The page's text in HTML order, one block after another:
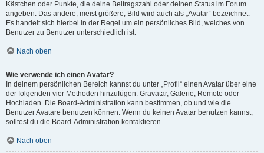
Kästchen oder Punkte, die deine Beitragszahl oder deinen Status im Forum
angeben. Das andere, meist größere, Bild wird auch als „Avatar“ bezeichnet.
Es handelt sich hierbei in der Regel um ein persönliches Bild, welches von
Benutzer zu Benutzer unterschiedlich ist.
Nach oben
Wie verwende ich einen Avatar?
In deinem persönlichen Bereich kannst du unter „Profil“ einen Avatar über eine
der folgenden vier Methoden hinzufügen: Gravatar, Galerie, Remote oder
Hochladen. Die Board-Administration kann bestimmen, ob und wie die
Benutzer Avatare benutzen können. Wenn du keinen Avatar benutzen kannst,
solltest du die Board-Administration kontaktieren.
Nach oben